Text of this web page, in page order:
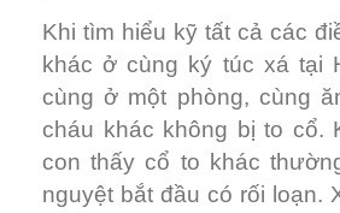
Khi tìm hiểu kỹ tất cả các
khác ở cùng ký túc xá tại
cùng ở một phòng, cùng
cháu khác không bị to cổ.
con thấy cổ to khác
nguyệt bắt đầu có rối loạn.